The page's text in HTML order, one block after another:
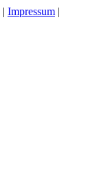
| Impressum |